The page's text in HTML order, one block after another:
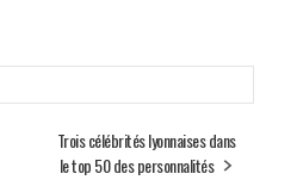
Trois célébrités lyonnaises dans
le top 50 des personnalités